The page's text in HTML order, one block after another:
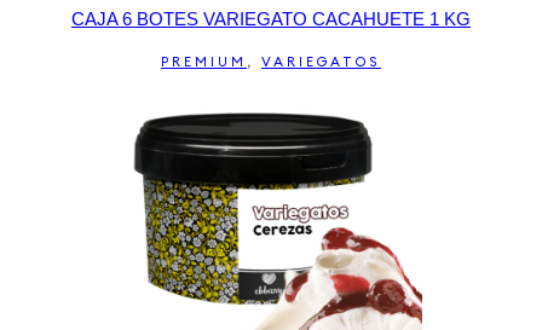
CAJA 6 BOTES VARIEGATO CACAHUETE 1 KG
PREMIUM , VARIEGATOS